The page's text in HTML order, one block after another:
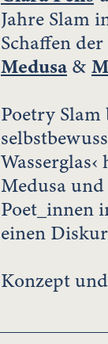
Jahre Slam
Schaffen
Medusa &
Poetry
Medusa
Poet_innen
einen
Konzept